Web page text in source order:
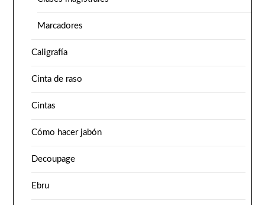
Marcadores
Caligrafía
Cinta de raso
Cintas
Cómo hacer jabón
Decoupage
Ebru